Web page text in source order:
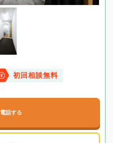
初回相談無料
電話する